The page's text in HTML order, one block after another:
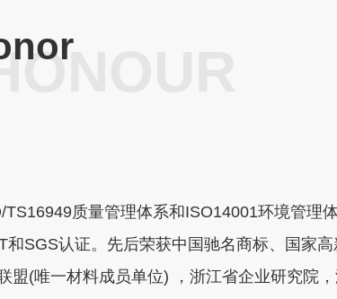
质量管理体系和ISO14001环境管理
SGS认证。先后荣获中国驰名商标、国家
(唯一材料成员单位) ，浙江省企业研究院